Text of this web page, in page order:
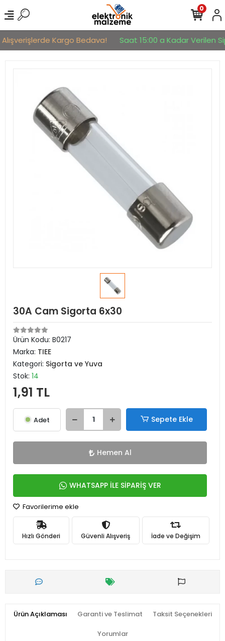
Kargo Bedava! Saat 15:00 a Kadar Verilen
0
30A Cam Sigorta 6x30
Ürün Kodu: B0217
Marka: TIEE
Kategori: Sigorta ve Yuva
Stok: 14
1,91 TL
Adet Sepete Ekle
Hemen Al
WHATSAPP İLE SİPARİŞ VER
Favorilerime ekle
Hızlı Gönderi Güvenli Alışveriş İade ve Değişim
Ürün Açıklaması Garanti ve Teslimat Taksit Seçenekleri
Yorumlar